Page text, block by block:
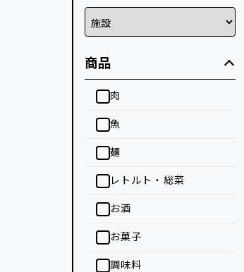
商品
肉
魚
麺
レトルト・総菜
お酒
お菓子
調味料